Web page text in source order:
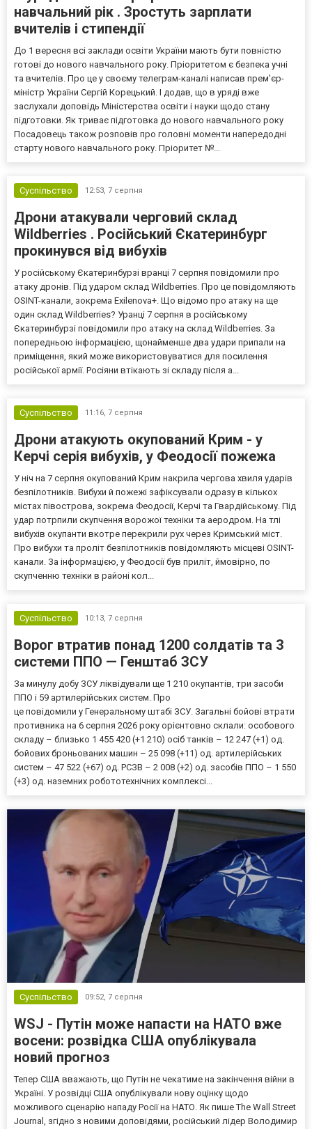
навчальний рік . Зростуть зарплати
вчителів і стипендії
До 1 вересня всі заклади освіти України мають бути повністю
готові до нового навчального року. Пріоритетом є безпека учні
та вчителів. Про це у своєму телеграм-каналі написав прем'єр-
міністр України Сергій Корецький. І додав, що в уряді вже
заслухали доповідь Міністерства освіти і науки щодо стану
підготовки. Як триває підготовка до нового навчального року
Посадовець також розповів про головні моменти напередодні
старту нового навчального року. Пріоритет №...
Суспільство 12:53, 7 серпня
Дрони атакували черговий склад
Wildberries . Російський Єкатеринбург
прокинувся від вибухів
У російському Єкатеринбурзі вранці 7 серпня повідомили про
атаку дронів. Під ударом склад Wildberries. Про це повідомляють
OSINT-канали, зокрема Exilenova+. Що відомо про атаку на ще
один склад Wildberries? Уранці 7 серпня в російському
Єкатеринбурзі повідомили про атаку на склад Wildberries. За
попередньою інформацією, щонайменше два удари припали на
приміщення, який може використовуватися для посилення
російської армії. Росіяни втікають зі складу після а...
Суспільство 11:16, 7 серпня
Дрони атакують окупований Крим - у
Керчі серія вибухів, у Феодосії пожежа
У ніч на 7 серпня окупований Крим накрила чергова хвиля ударів
безпілотників. Вибухи й пожежі зафіксували одразу в кількох
містах півострова, зокрема Феодосії, Керчі та Гвардійському. Під
удар потрпили скупчення ворожої техніки та аеродром. На тлі
вибухів окупанти вкотре перекрили рух через Кримський міст.
Про вибухи та проліт безпілотників повідомляють місцеві OSINT-
канали. За інформацією, у Феодосії був приліт, ймовірно, по
скупченню техніки в районі кол...
Суспільство 10:13, 7 серпня
Ворог втратив понад 1200 солдатів та 3
системи ППО — Генштаб ЗСУ
За минулу добу ЗСУ ліквідували ще 1 210 окупантів, три засоби
ППО і 59 артилерійських систем. Про
це повідомили у Генеральному штабі ЗСУ. Загальні бойові втрати
противника на 6 серпня 2026 року орієнтовно склали: особового
складу – близько 1 455 420 (+1 210) осіб танків – 12 247 (+1) од.
бойових броньованих машин – 25 098 (+11) од. артилерійських
систем – 47 522 (+67) од. РСЗВ – 2 008 (+2) од. засобів ППО – 1 550
(+3) од. наземних робототехнічних комплексі...
Суспільство 09:52, 7 серпня
WSJ - Путін може напасти на НАТО вже
восени: розвідка США опублікувала
новий прогноз
Тепер США вважають, що Путін не чекатиме на закінчення війни в
Україні. У розвідці США опублікували нову оцінку щодо
можливого сценарію нападу Росії на НАТО. Як пише The Wall Street
Journal, згідно з новими доповідями, російський лідер Володимир